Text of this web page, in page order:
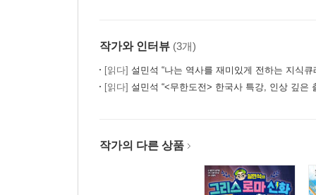
작가와 인터뷰 (3개)
[읽다] 설민석 “나는 역사를 재미있게 전하는 지식큐
[읽다] 설민석 “<무한도전> 한국사 특강, 인상 깊은
작가의 다른 상품